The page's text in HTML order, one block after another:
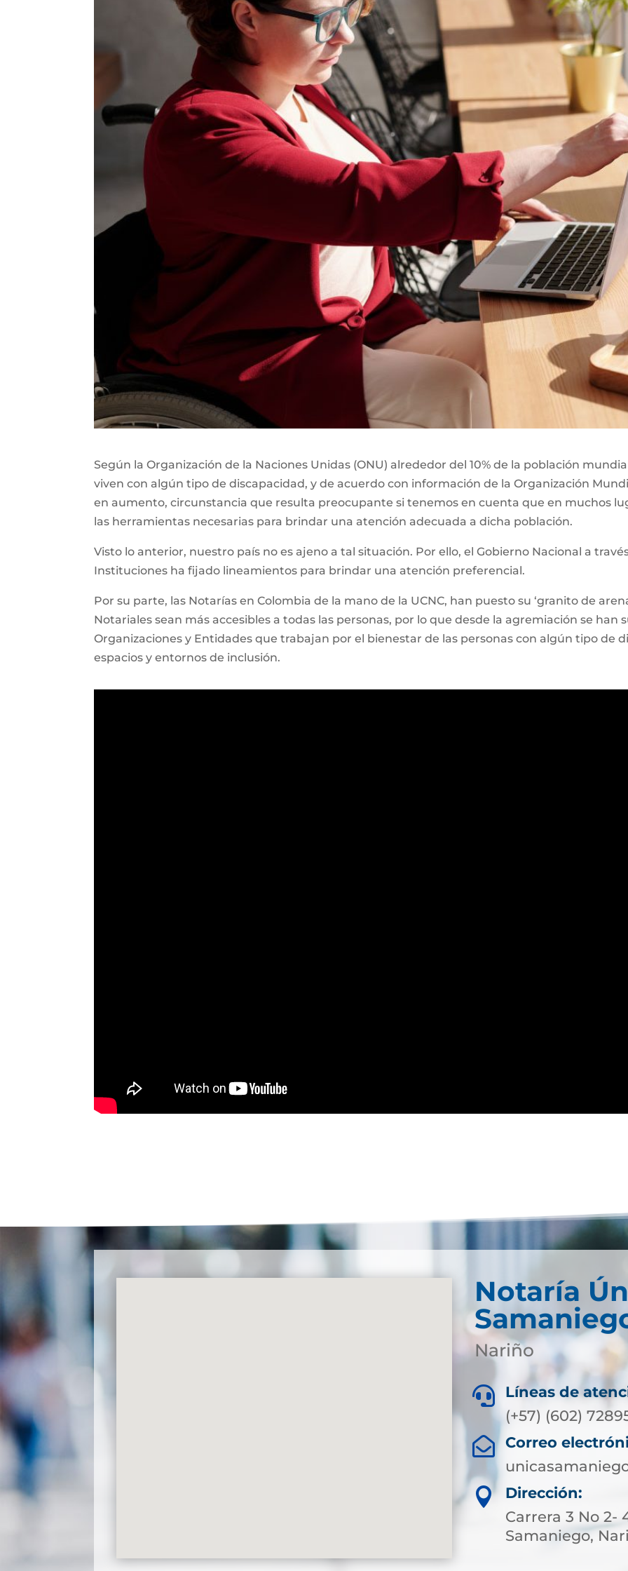
Según la Organización de la Naciones Unidas (ONU) alrededor del 10% de la población
viven con algún tipo de discapacidad, y de acuerdo con información de la Organización
en aumento, circunstancia que resulta preocupante si tenemos en cuenta que en muchos
las herramientas necesarias para brindar una atención adecuada a dicha población.
Visto lo anterior, nuestro país no es ajeno a tal situación. Por ello, el Gobierno Nacional a
Instituciones ha fijado lineamientos para brindar una atención preferencial.
Por su parte, las Notarías en Colombia de la mano de la UCNC, han puesto su ‘granito de
Notariales sean más accesibles a todas las personas, por lo que desde la agremiación se han
Organizaciones y Entidades que trabajan por el bienestar de las personas con algún tipo de
espacios y entornos de inclusión.
Notaría
Nariño

Líneas de
(+57) (602)

Correo

Dirección:
Carrera 3 No 2-
Samaniego,